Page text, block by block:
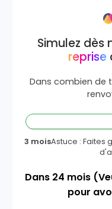
Simulez dès
reprise
Dans combien de
3 moisAstuce : Faites
Dans 24 mois
pour